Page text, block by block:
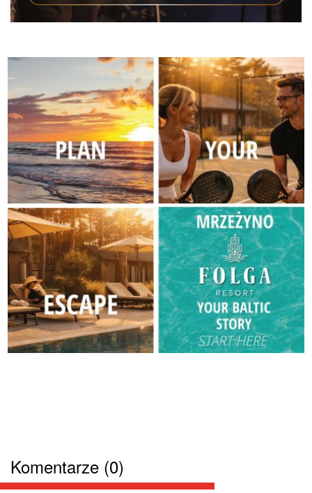
Komentarze (0)